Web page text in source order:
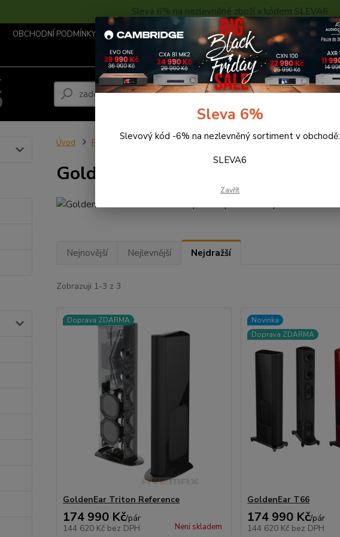
Sleva 6% na nezlevněné zboží s kódem SLEVA6
OBCHODNÍ PODMÍNKY ... KONTAKTY O NÁS
POPTÁVKA ZBOŽÍ - KALKULACE
Hledat
Úvod Reprosoustavy GoldenEar
GoldenEar
Nejnovější Nejlevnější Nejdražší
Zobrazuji 1-3 z 3
Doprava ZDARMA
GoldenEar Triton Reference
174 990 Kč/pár
144 620 Kč bez DPH Není skladem
Novinka
Doprava ZDARMA
GoldenEar T66
174 990 Kč/pár
144 620 Kč bez DPH
Sleva 6%
Slevový kód -6% na nezlevněný sortiment v obchodě:
SLEVA6
Zavřít